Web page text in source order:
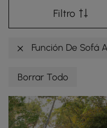
Filtro
Función De Sofá
Borrar Todo